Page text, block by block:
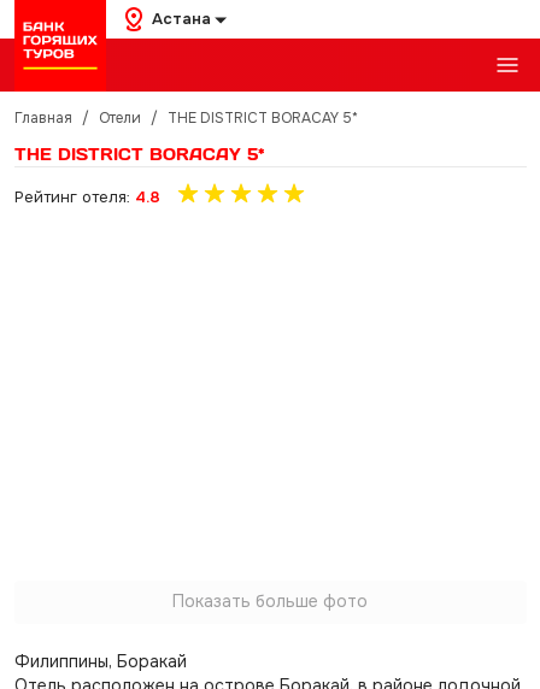
Астана
Главная / Отели / THE DISTRICT BORACAY 5*
THE DISTRICT BORACAY 5*
Рейтинг отеля: 4.8
Показать больше фото
Филиппины, Боракай